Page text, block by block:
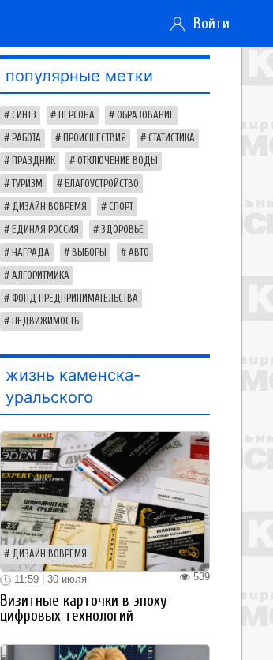
Войти
популярные метки
СИНТЗ ПЕРСОНА ОБРАЗОВАНИЕ
РАБОТА ПРОИСШЕСТВИЯ СТАТИСТИКА
ПРАЗДНИК ОТКЛЮЧЕНИЕ ВОДЫ
ТУРИЗМ БЛАГОУСТРОЙСТВО
ДИЗАЙН ВОВРЕМЯ СПОРТ
ЕДИНАЯ РОССИЯ ЗДОРОВЬЕ
НАГРАДА ВЫБОРЫ АВТО
АЛГОРИТМИКА
ФОНД ПРЕДПРИНИМАТЕЛЬСТВА
НЕДВИЖИМОСТЬ
жизнь каменска-
уральского
ДИЗАЙН ВОВРЕМЯ
539
11:59 | 30 июля
Визитные карточки в эпоху
цифровых технологий